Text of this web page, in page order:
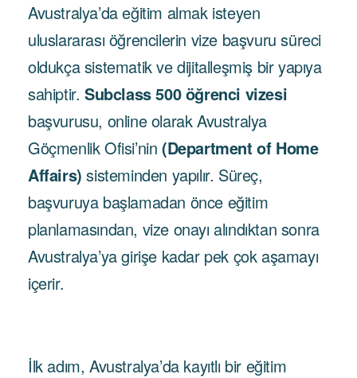
Avustralya’da eğitim almak isteyen
uluslararası öğrencilerin vize başvuru süreci
oldukça sistematik ve dijitalleşmiş bir yapıya
sahiptir. Subclass 500 öğrenci vizesi
başvurusu, online olarak Avustralya
Göçmenlik Ofisi’nin(Department of Home
Affairs) sisteminden yapılır. Süreç,
başvuruya başlamadan önce eğitim
planlamasından, vize onayı alındıktan sonra
Avustralya’ya girişe kadar pek çok aşamayı
içerir.
İlk adım, Avustralya’da kayıtlı bir eğitim